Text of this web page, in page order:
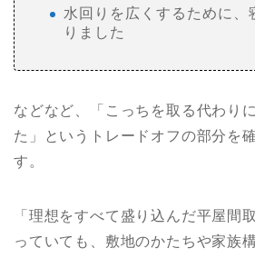
水回りを広くするために、
りました
などなど、「こっちを取る代わり
た」というトレードオフの部分を
す。
「理想をすべて盛り込んだ平屋間
っていても、敷地のかたちや家族